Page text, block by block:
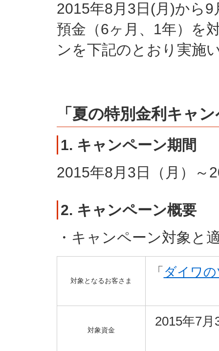
2015年8月3日(月)から
預金（6ヶ月、1年）を
ンを下記のとおり実施
「夏の特別金利キャ
1. キャンペーン期間
2015年8月3日（月）～
2. キャンペーン概要
・キャンペーン対象と
対象となるお客さま
「 ダイワ
対象資金
2015年7